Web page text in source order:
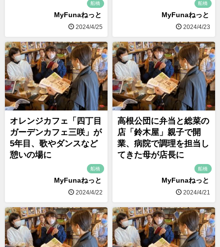
船橋
MyFunaねっと
2024/4/25
船橋
MyFunaねっと
2024/4/23
オレンジカフェ「四丁目
ガーデンカフェ三咲」が
5年目、歌やダンスなど
憩いの場に
船橋
MyFunaねっと
2024/4/22
高根公団に弁当と総菜の
店「鈴木屋」親子で開
業、病院で調理を担当し
てきた母が店長に
船橋
MyFunaねっと
2024/4/21